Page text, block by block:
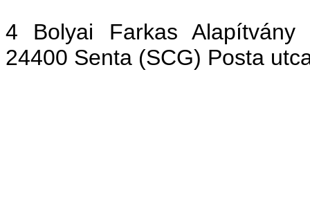
4 Bolyai Farkas Alapítvány
24400 Senta (SCG) Posta